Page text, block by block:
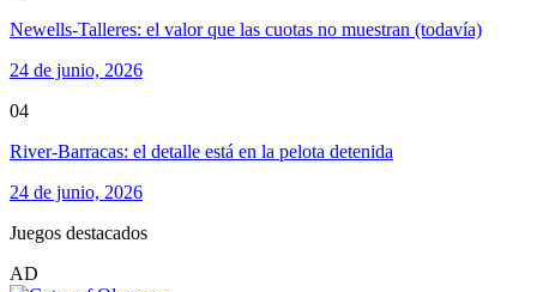
Newells-Talleres: el valor que las cuotas no muestran (todavía)
24 de junio, 2026
04
River-Barracas: el detalle está en la pelota detenida
24 de junio, 2026
Juegos destacados
AD